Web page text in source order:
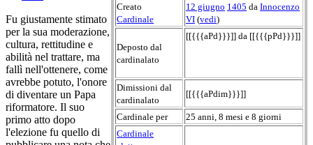
Creato
Cardinale
12 giugno 1405 da Innocenzo
VI (vedi)
Deposto dal
cardinalato
[[{{{aPd}}}]] da [[{{{pPd}}}]]
Dimissioni dal
cardinalato
[[{{{aPdim}}}]]
Cardinale per
25 anni, 8 mesi e 8 giorni
Cardinale
Fu giustamente stimato
per la sua moderazione,
cultura, rettitudine e
abilità nel trattare, ma
fallì nell'ottenere, come
avrebbe potuto, l'onore
di diventare un Papa
riformatore. Il suo
primo atto dopo
l'elezione fu quello di